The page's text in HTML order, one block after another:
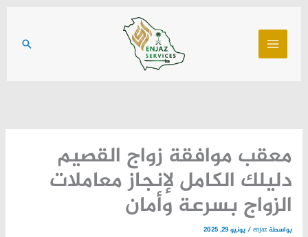
المحتوى
البحث
معقب موافقة زواج القصيم
دليلك الكامل لإنجاز معاملات
الزواج بسرعة وأمان
بواسطةenjaz
/يونيو 29, 2025